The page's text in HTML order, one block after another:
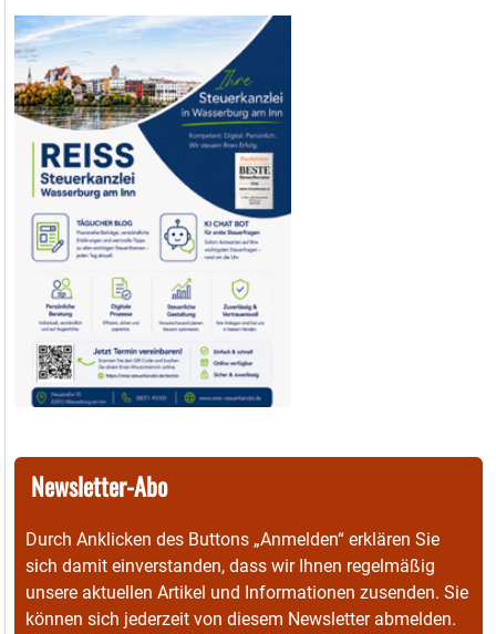
Newsletter-Abo
Durch Anklicken des Buttons „Anmelden“ erklären Sie
sich damit einverstanden, dass wir Ihnen regelmäßig
unsere aktuellen Artikel und Informationen zusenden. Sie
können sich jederzeit von diesem Newsletter abmelden.